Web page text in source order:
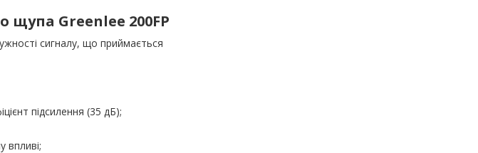
щупа Greenlee 200FP
сигналу, що приймається
підсилення (35 дБ);
впливі;